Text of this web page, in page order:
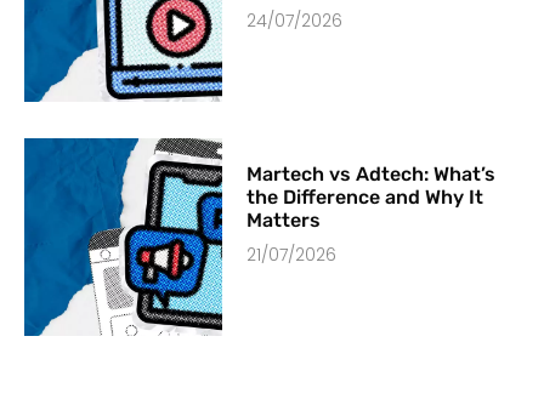
24/07/2026
Martech vs Adtech: What’s
the Difference and Why It
Matters
21/07/2026